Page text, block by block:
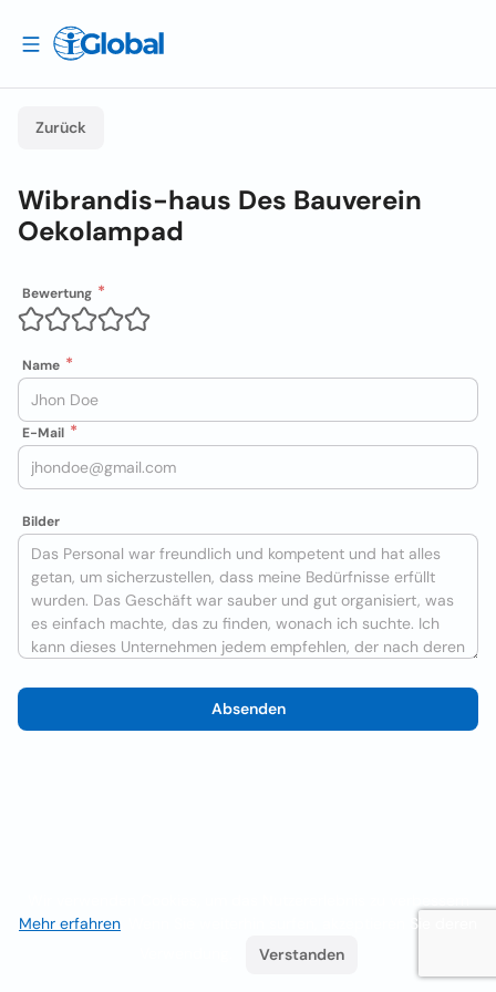
Zurück
Wibrandis-haus Des Bauverein
Oekolampad
Bewertung
Name
E-Mail
Bilder
Absenden
Mehr erfahren . Wenn Sie weiterhin surfen, akzeptieren Sie deren
Verstanden